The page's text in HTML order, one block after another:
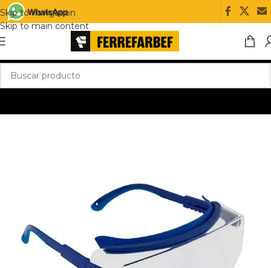
Skip to navigation
Skip to main content